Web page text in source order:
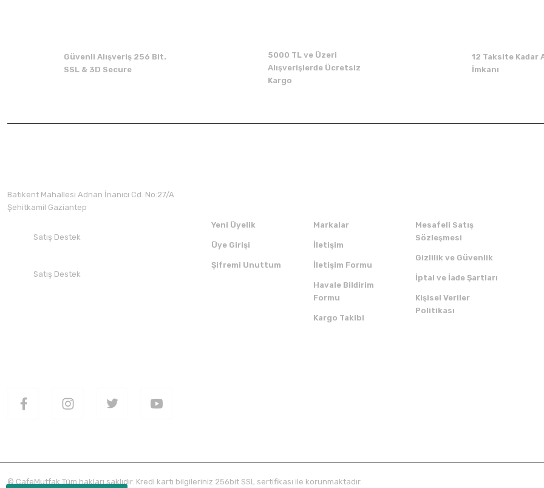
Güvenli Alışveriş 256 Bit.
SSL & 3D Secure
5000 TL ve Üzeri
Alışverişlerde Ücretsiz
Kargo
12 Taksite Kadar
İmkanı
Batıkent Mahallesi Adnan İnanıcı Cd. No:27/A
Şehitkamil Gaziantep
Satış Destek
Satış Destek
Yeni Üyelik
Üye Girişi
Şifremi Unuttum
Markalar
İletişim
İletişim Formu
Havale Bildirim
Formu
Kargo Takibi
Mesafeli Satış
Sözleşmesi
Gizlilik ve Güvenlik
İptal ve İade Şartları
Kişisel Veriler
Politikası
© CafeMutfak Tüm hakları saklıdır. Kredi kartı bilgileriniz 256bit SSL sertifikası ile korunmaktadır.